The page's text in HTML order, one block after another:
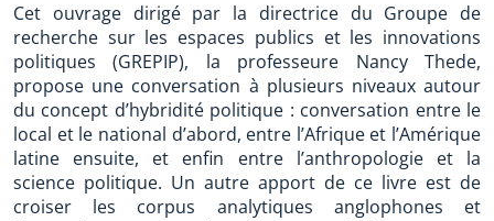
Cet ouvrage dirigé par la directrice du Groupe de
recherche sur les espaces publics et les innovations
politiques (GREPIP), la professeure Nancy Thede,
propose une conversation à plusieurs niveaux autour
du concept d’hybridité politique : conversation entre le
local et le national d’abord, entre l’Afrique et l’Amérique
latine ensuite, et enfin entre l’anthropologie et la
science politique. Un autre apport de ce livre est de
croiser les corpus analytiques anglophones et